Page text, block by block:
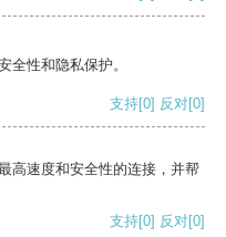
全性和隐私保护。
支持[0] 反对[0]
高速度和安全性的连接，并帮
支持[0] 反对[0]